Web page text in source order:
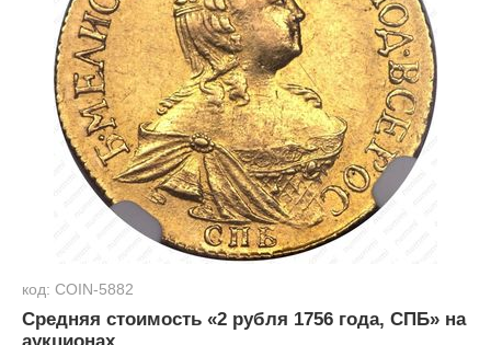
код: COIN-5882
Средняя стоимость «2 рубля 1756 года, СПБ» на